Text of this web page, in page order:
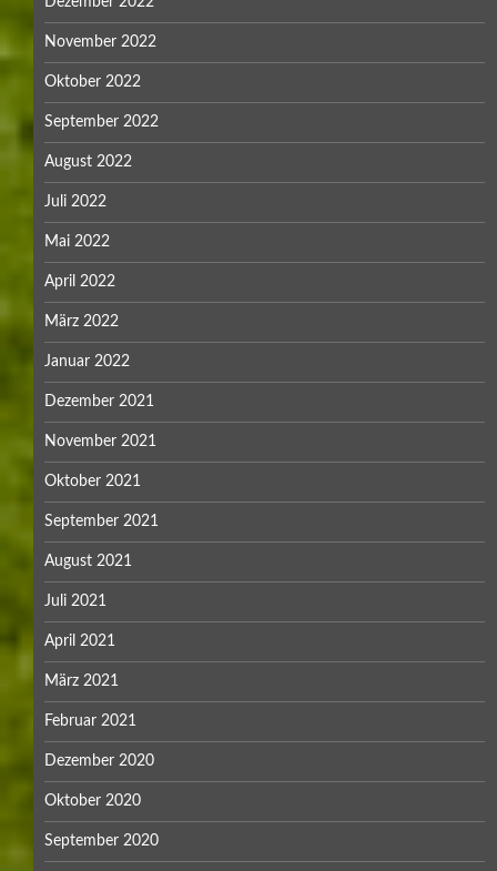
November 2022
Oktober 2022
September 2022
August 2022
Juli 2022
Mai 2022
April 2022
März 2022
Januar 2022
Dezember 2021
November 2021
Oktober 2021
September 2021
August 2021
Juli 2021
April 2021
März 2021
Februar 2021
Dezember 2020
Oktober 2020
September 2020